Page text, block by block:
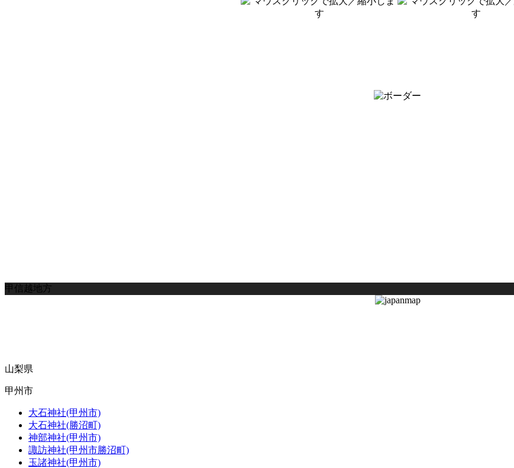
甲信越地方
山梨県
甲州市
大石神社(甲州市)
大石神社(勝沼町)
神部神社(甲州市)
諏訪神社(甲州市勝沼町)
玉諸神社(甲州市)